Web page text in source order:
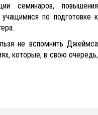
семинаров, повышения
по подготовке к
не вспомнить Джеймса
которые, в свою очередь,